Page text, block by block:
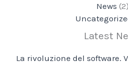
News (2)
Latest
La rivoluzione del software.